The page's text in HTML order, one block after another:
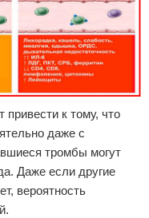
к тому, что
даже с
тромбы могут
Даже если другие
вероятность